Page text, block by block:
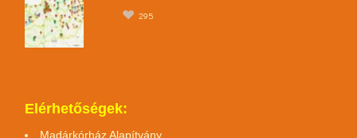
295
Elérhetőségek:
Madárkórház Alapítvány